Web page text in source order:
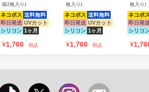
箱2枚入り)
ネコポス 送料無料
即日発送 UVカット
シリコン 1ヶ月
¥1,760 税込
枚入り)
ネコポス 送料無料
即日発送 UVカット
シリコン 1ヶ月
¥1,760 税込
枚入り)
ネコポ
即日発
シリコ
¥